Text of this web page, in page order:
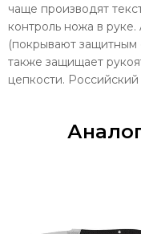
чаще производят
контроль ножа в
(покрывают защитным
также защищает
цепкости.